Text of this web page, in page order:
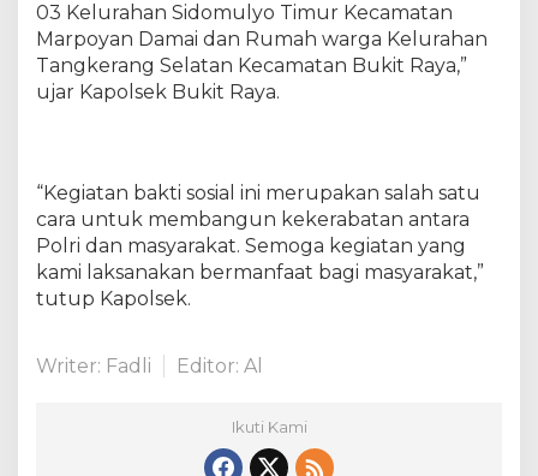
03 Kelurahan Sidomulyo Timur Kecamatan
Marpoyan Damai dan Rumah warga Kelurahan
Tangkerang Selatan Kecamatan Bukit Raya,”
ujar Kapolsek Bukit Raya.
“Kegiatan bakti sosial ini merupakan salah satu
cara untuk membangun kekerabatan antara
Polri dan masyarakat. Semoga kegiatan yang
kami laksanakan bermanfaat bagi masyarakat,”
tutup Kapolsek.
Writer: Fadli Editor: Al
Ikuti Kami